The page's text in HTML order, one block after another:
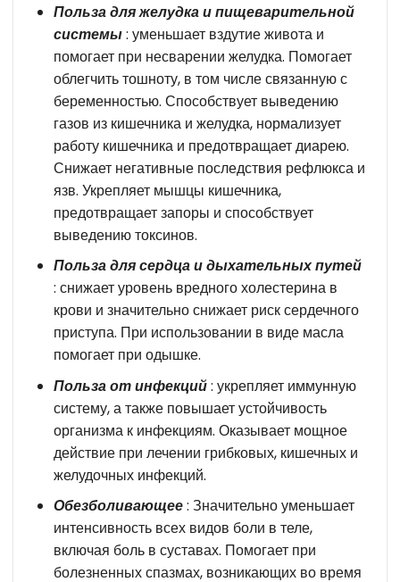
Польза для желудка и пищеварительной
системы: уменьшает вздутие живота и
помогает при несварении желудка. Помогает
облегчить тошноту, в том числе связанную с
беременностью. Способствует выведению
газов из кишечника и желудка, нормализует
работу кишечника и предотвращает диарею.
Снижает негативные последствия рефлюкса и
язв. Укрепляет мышцы кишечника,
предотвращает запоры и способствует
выведению токсинов.
Польза для сердца и дыхательных путей
: снижает уровень вредного холестерина в
крови и значительно снижает риск сердечного
приступа. При использовании в виде масла
помогает при одышке.
Польза от инфекций: укрепляет иммунную
систему, а также повышает устойчивость
организма к инфекциям. Оказывает мощное
действие при лечении грибковых, кишечных и
желудочных инфекций.
Обезболивающее: Значительно уменьшает
интенсивность всех видов боли в теле,
включая боль в суставах. Помогает при
болезненных спазмах, возникающих во время